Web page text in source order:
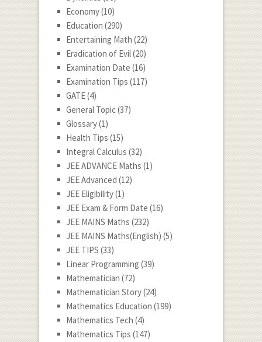
Economy(10)
Education (290)
Entertaining Math (22)
Eradication of Evil(20)
Examination Date (16)
Examination Tips (117)
GATE(4)
General Topic(37)
Glossary(1)
Health Tips (15)
Integral Calculus (32)
JEE ADVANCE Maths (1)
JEE Advanced (12)
JEE Eligibility(1)
JEE Exam & Form Date (16)
JEE MAINS Maths (232)
JEE MAINS Maths(English) (5)
JEE TIPS (33)
Linear Programming (39)
Mathematician (72)
Mathematician Story(24)
Mathematics Education (199)
Mathematics Tech (4)
Mathematics Tips (147)